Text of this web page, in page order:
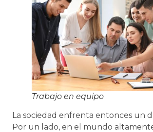
Trabajo en equipo
La sociedad enfrenta entonces un
Por un lado, en el mundo